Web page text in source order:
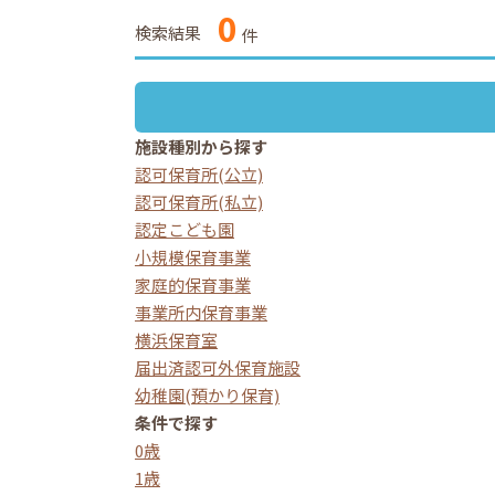
検索結果
0 件
施設種別から探す
認可保育所(公立)
認可保育所(私立)
認定こども園
小規模保育事業
家庭的保育事業
事業所内保育事業
横浜保育室
届出済認可外保育施設
幼稚園(預かり保育)
条件で探す
0歳
1歳